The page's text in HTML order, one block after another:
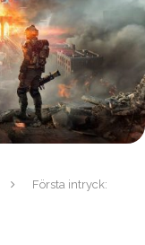
Första intryck: